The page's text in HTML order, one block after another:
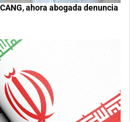
ahora abogada denuncia